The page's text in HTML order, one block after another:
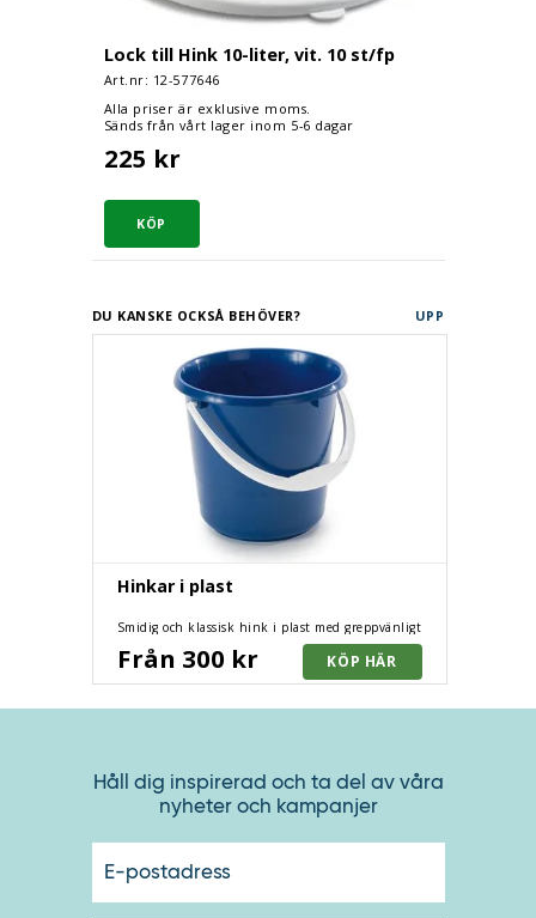
Lock till Hink 10-liter, vit. 10 st/fp
Art.nr: 12-577646
Alla priser är exklusive moms.
Sänds från vårt lager inom 5-6 dagar
225 kr
DU KANSKE OCKSÅ BEHÖVER? UPP
Hinkar i plast
Smidig och klassisk hink i plast med greppvänligt
handtag och graderad skala. Olika färger och
volymer.
Från 300 kr
Håll dig inspirerad och ta del av våra
nyheter och kampanjer